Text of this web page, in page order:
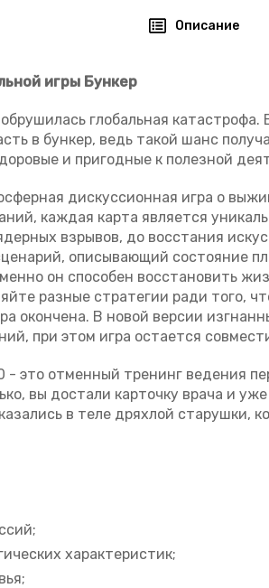
Описание
игры Бункер
глобальная
в бункер, ведь такой шанс
и пригодные к полезной
дискуссионная игра о
каждая карта является
взрывов, до восстания
описывающий состояние
он способен восстановить
разные стратегии ради того,
окончена. В новой версии
при этом игра остается
- это отменный тренинг ведения
вы достали карточку врача и
в теле дряхлой старушки,
характеристик;